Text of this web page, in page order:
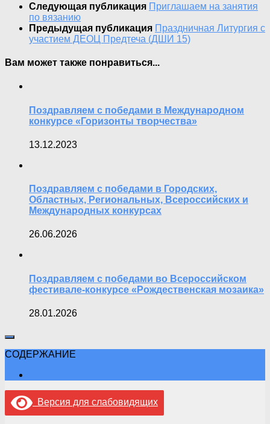
Следующая публикация Приглашаем на занятия
по вязанию
Предыдущая публикация Праздничная Литургия с
участием ДЕОЦ Предтеча (ДШИ 15)
Вам может также понравиться...
Поздравляем с победами в Международном
конкурсе «Горизонты творчества»
13.12.2023
Поздравляем с победами в Городских,
Областных, Региональных, Всероссийских и
Международных конкурсах
26.06.2026
Поздравляем с победами во Всероссийском
фестивале-конкурсе «Рождественская мозаика»
28.01.2026
СОДЕРЖАНИЕ
Версия для слабовидящих